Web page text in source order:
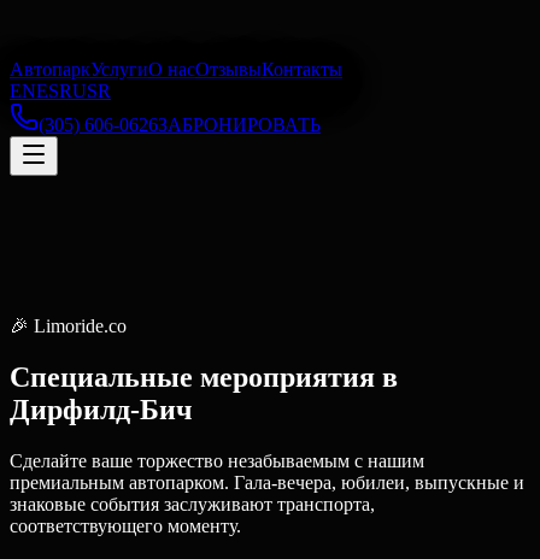
АвтопаркУслугиО насОтзывыКонтакты
ENESRUSR
(305) 606-0626ЗАБРОНИРОВАТЬ
🎉 Limoride.co
Специальные мероприятия в
Дирфилд-Бич
Сделайте ваше торжество незабываемым с нашим
премиальным автопарком. Гала-вечера, юбилеи, выпускные и
знаковые события заслуживают транспорта,
соответствующего моменту.